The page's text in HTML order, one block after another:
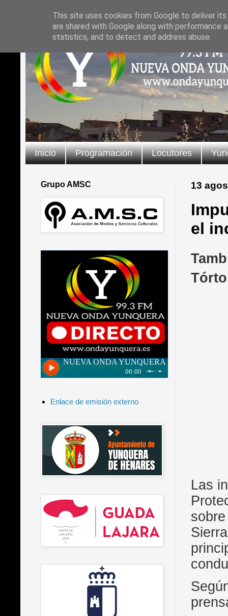
Inicio Programación Locutores
13
el
Las
Grupo AMSC
Enlace de emisión externo
This site uses cookies from Google to deliver
are shared with Google along with
statistics, and to detect and address abuse.